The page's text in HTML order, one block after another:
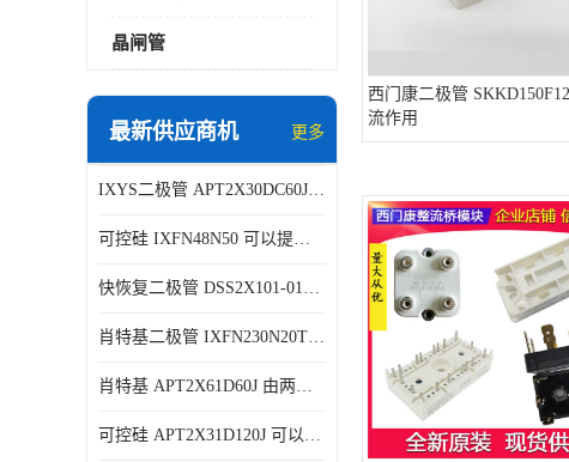
晶闸管
最新供应商机 更多
IXYS二极管 APT2X30DC60J 结构简单
可控硅 IXFN48N50 可以提供稳定的电压输出
快恢复二极管 DSS2X101-015A 具有较高的可靠性
肖特基二极管 IXFN230N20T 可以提供稳定的电压输出
肖特基 APT2X61D60J 由两个半导体材料组成
可控硅 APT2X31D120J 可以提供稳定的电压输出
西门康二极管
流作用